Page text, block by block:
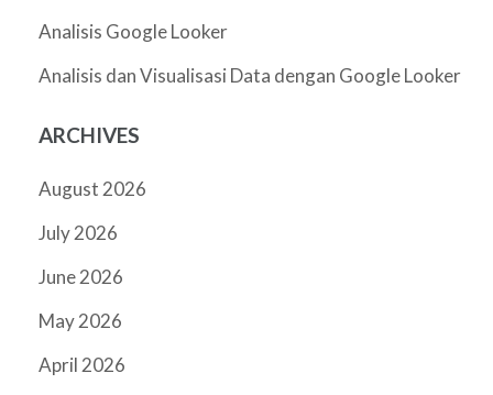
Analisis Google Looker
Analisis dan Visualisasi Data dengan Google Looker
ARCHIVES
August 2026
July 2026
June 2026
May 2026
April 2026